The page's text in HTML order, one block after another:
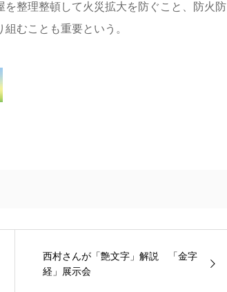
整理整頓して火災拡大を防ぐこと、防火防
むことも重要という。
西村さんが「艶文字」解説 「金字
経」展示会